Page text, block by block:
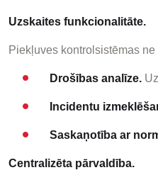
Uzskaites funkcionalitāte.
Piekļuves kontrolsistēmas
Drošības analīze.
Incidentu
Saskaņotība ar
Centralizēta pārvaldība.